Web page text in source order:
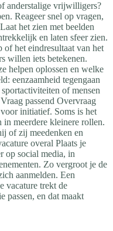
anderstalige vrijwilligers?
Reageer snel op vragen,
het zien met beelden
en laten sfeer zien.
het eindresultaat van het
willen iets betekenen.
helpen oplossen en welke
eenzaamheid tegengaan
of mensen
passend Overvraag
initiatief. Soms is het
in meerdere kleinere rollen.
of zij meedenken en
overal Plaats je
op social media, in
Zo vergroot je de
aanmelden. Een
vacature trekt de
passen, en dat maakt